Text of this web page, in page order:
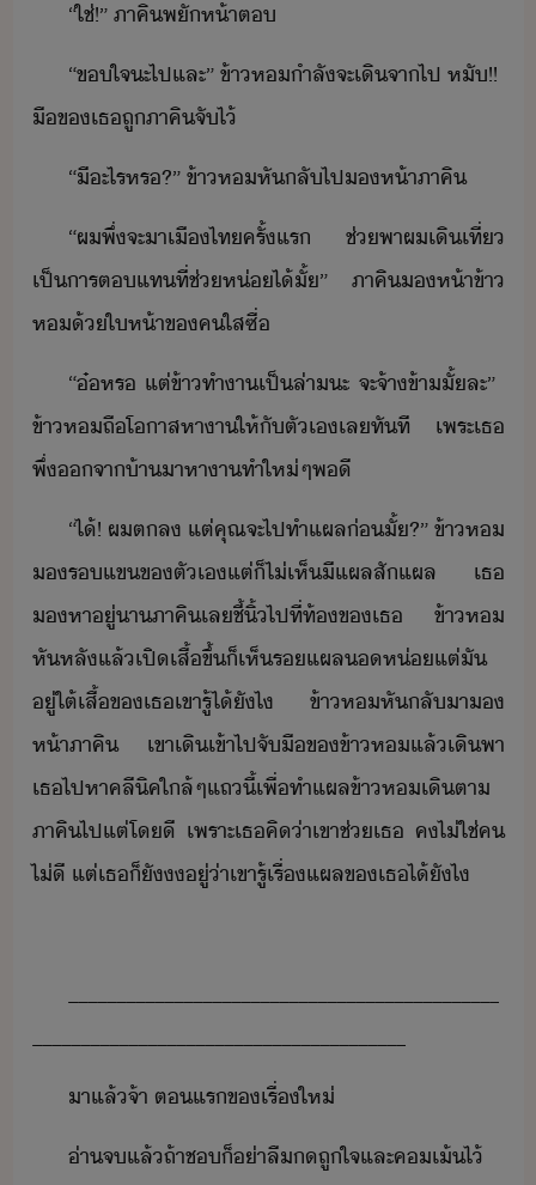
“​ใช่​!​”​ ​ภาคิ​พัห้า​ต
“​ขใจ​ะ​ไป​และ​”​ ​ข้า​ห​ำลัจะ​เิ​จาไป​ ​หั​!​!​ ​
ื​ข​เธ​ถู​ภาคิ​จั​ไ้
“​ี​ะไร​หร​?​”​ ​ข้า​ห​หัลั​ไป​ห้า​ภาคิ
“​ผ​พึ่​จะ​า​เื​ไท​ครั้แร​ ​ช่​พา​ผ​เิเที่​
เป็าร​ตแท​ที่​ช่​ห่​ไ้​ั้​”​ ​ภาคิ​ห้า​ข้า​
ห​้​ให้า​ข​ค​ใส​ซื่
“​๋​หร​ ​แต่​ข้า​ทำา​เป็​ล่า​ะ​ ​จะ​จ้า​ข้า​ั้​ละ​”​ ​
ข้า​ห​ถืโาส​หาา​ให้​ั​ตัเ​เล​ทัที​ ​เพ​ระ​เธ​
พึ่​จา​้า​าหา​า​ทำ​ให่​ๆ​พี
“​ไ้​!​ ​ผ​ตล​ ​แต่​คุณ​จะ​ไป​ทำแผล​่​ั้​?​”​ ​ข้า​ห​
​ร​แข​ข​ตัเ​แต่​็​ไ่เห็​ี​แผล​สั​แผล​ ​เธ​
หา​ู่า​ภาคิ​เล​ชี้ิ้​ไป​ที่​ท้​ข​เธ​ ​ข้า​ห​
หัหลั​แล้​เปิ​เสื้​ขึ้​็​เห็​รแผล​​ห่​แต่​ั​
ู่​ใต้​เสื้​ข​เธ​เขา​รู้​ไ้​ัไ​ ​ข้า​ห​หัลั​า​​
ห้า​ภาคิ​ ​เขา​เิ​เข้าไป​จัื​ข​ข้า​ห​แล้​เิ​พา​
เธ​ไปหา​คลีิค​ใล้​ๆ​แถ​ี้​เพื่​ทำแผล​ข้า​ห​เิตา​
ภาคิ​ไป​แต่​โี​ ​เพราะ​เธ​คิ​่า​เขา​ช่​เธ​ ​ค​ไ่ใช่​ค​
ไ่ี​ ​แต่​เธ​็​ั​​ู่​่า​เขา​รู้เรื่​แผล​ข​เธ​ไ้​ัไ
_____________________________________________
_______________________________________
า​แล้​จ้า​ ​ตแร​ข​เรื่​ให่
่า​จ​แล้​ถ้า​ช​็​่า​ลื​​ถูใจ​และ​ค​เ้​ไ้​